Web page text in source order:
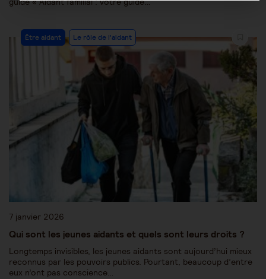
Être aidant Le rôle de l'aidant
7 janvier 2026
Qui sont les jeunes aidants et quels sont leurs droits ?
Longtemps invisibles, les jeunes aidants sont aujourd’hui mieux
reconnus par les pouvoirs publics. Pourtant, beaucoup d’entre
eux n’ont pas conscience…